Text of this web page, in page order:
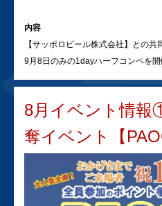
内容
【サッポロビール株式会社】との共
9月8日のみの1dayハーフコンペを開
8月イベント情
奪イベント【